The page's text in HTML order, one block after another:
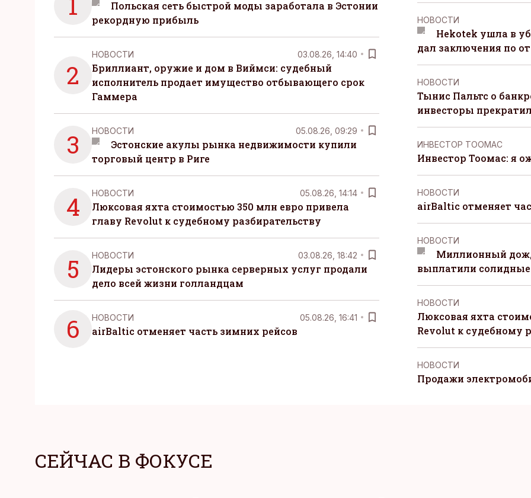
Польская сеть быстрой моды заработала в Эстонии
рекордную прибыль
2
НОВОСТИ 03.08.26, 14:40
Бриллиант, оружие и дом в Виймси: судебный
исполнитель продает имущество отбывающего срок
Гаммера
3 НОВОСТИ 05.08.26, 09:29
Эстонские акулы рынка недвижимости купили
торговый центр в Риге
4 НОВОСТИ 05.08.26, 14:14
Люксовая яхта стоимостью 350 млн евро привела
главу Revolut к судебному разбирательству
5 НОВОСТИ 03.08.26, 18:42
Лидеры эстонского рынка серверных услуг продали
дело всей жизни голландцам
6 НОВОСТИ 05.08.26, 16:41
airBaltic отменяет часть зимних рейсов
НОВОСТИ
Hekotek ушла в
дал заключения по
НОВОСТИ
Тынис Пальтс о
инвесторы
ИНВЕСТОР ТООМАС
Инвестор Тоомас: я
НОВОСТИ
airBaltic отменяет
НОВОСТИ
Миллионный
выплатили
НОВОСТИ
Люксовая яхта
Revolut к судебному
НОВОСТИ
Продажи
СЕЙЧАС В ФОКУСЕ